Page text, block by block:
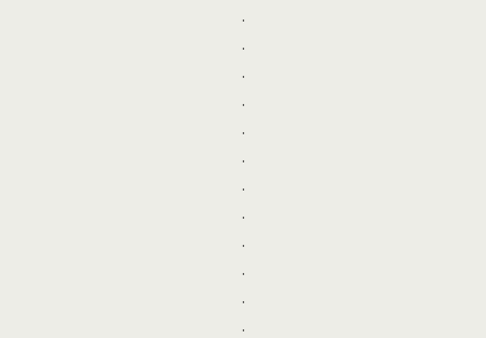
.
.
.
.
.
.
.
.
.
.
.
.